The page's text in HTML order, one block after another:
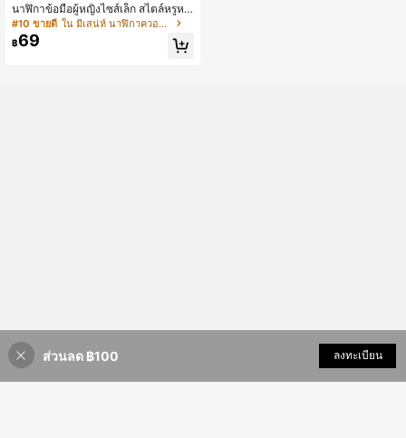
นาฬิกาข้อมือผู้หญิงไซส์เล็ก สไตล์หรูหร
า ดีไซน์สร้างสรรค์แบบมินิมอล นาฬิกา
ควอตซ์โรแมนติกประณีต ของขวัญวันเ
กิด วันวาเลนไทน์ วันขอบคุณพระเจ้า ข
#10 ขายดี ใน มีเสน่ห์ นาฬิกาควอทซ์ผู้หญิง
฿69
ส่วนลด ฿100 ลงทะเบียน